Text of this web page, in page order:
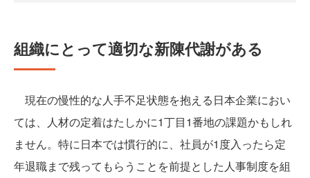
組織にとって適切な新陳代謝がある
現在の慢性的な人手不足状態を抱える日本企業におい
ては、人材の定着はたしかに1丁目1番地の課題かもしれ
ません。特に日本では慣行的に、社員が1度入ったら定
年退職まで残ってもらうことを前提とした人事制度を組